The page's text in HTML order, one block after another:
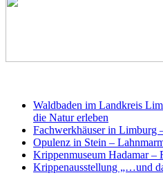
Waldbaden im Landkreis
die Natur erleben
Fachwerkhäuser in Limburg
Opulenz in Stein –
Krippenmuseum Hadamar –
Krippenausstellung „…und